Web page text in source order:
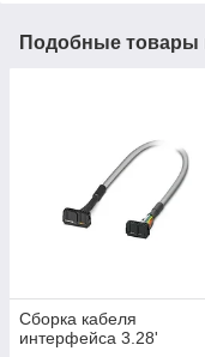
Подобные товары
Сборка кабеля
интерфейса 3.28'